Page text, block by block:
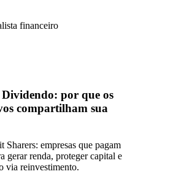
financeiro
por que os
compartilham sua
Sharers: empresas que pagam
gerar renda, proteger capital e
via reinvestimento.